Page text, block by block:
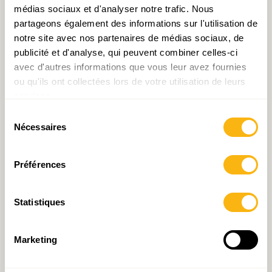
médias sociaux et d'analyser notre trafic. Nous
partageons également des informations sur l'utilisation de
notre site avec nos partenaires de médias sociaux, de
publicité et d'analyse, qui peuvent combiner celles-ci
avec d'autres informations que vous leur avez fournies
ou qu'ils ont collectées lors de votre utilisation de leurs
Nécessaires
Préférences
Statistiques
Marketing
Document de travail n°9:
Logement au Luxembourg :
une histoire à dormir
debout !
Infographie n°7: Culture et
culture ou culture des
chiffres
Le(s) taux de chômage du
question de définition !
Podcast Eco(n)finement